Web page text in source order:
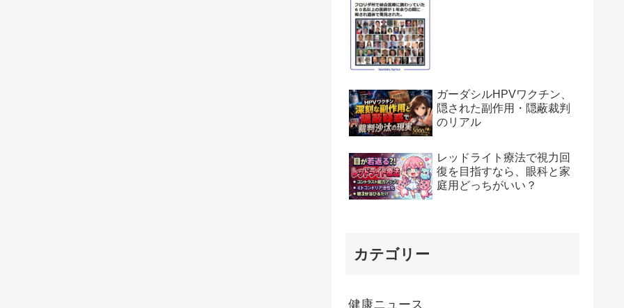
ガーダシルHPVワクチン、
隠された副作用・隠蔽裁判
のリアル
レッドライト療法で視力回
復を目指すなら、眼科と家
庭用どっちがいい？
カテゴリー
健康ニュース